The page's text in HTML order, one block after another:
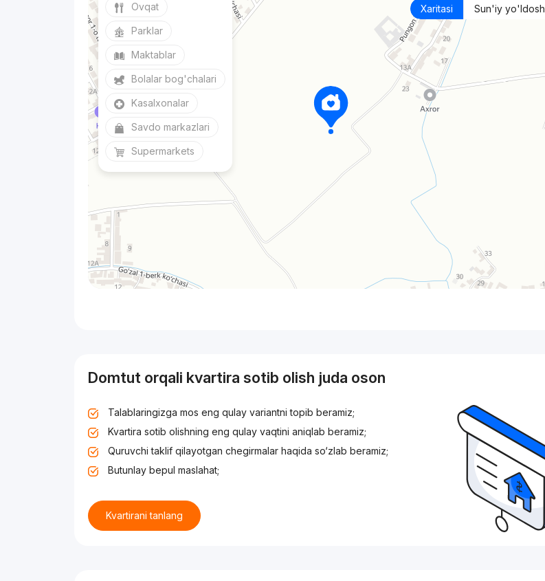
Xaritasi Sun'iy yo'ldosh
Ovqat
Parklar
Maktablar
Bolalar bog'chalari
Kasalxonalar
Savdo markazlari
Supermarkets
Domtut orqali kvartira sotib olish juda oson
Talablaringizga mos eng qulay variantni topib beramiz;
Kvartira sotib olishning eng qulay vaqtini aniqlab beramiz;
Quruvchi taklif qilayotgan chegirmalar haqida so‘zlab beramiz;
Butunlay bepul maslahat;
Kvartirani tanlang